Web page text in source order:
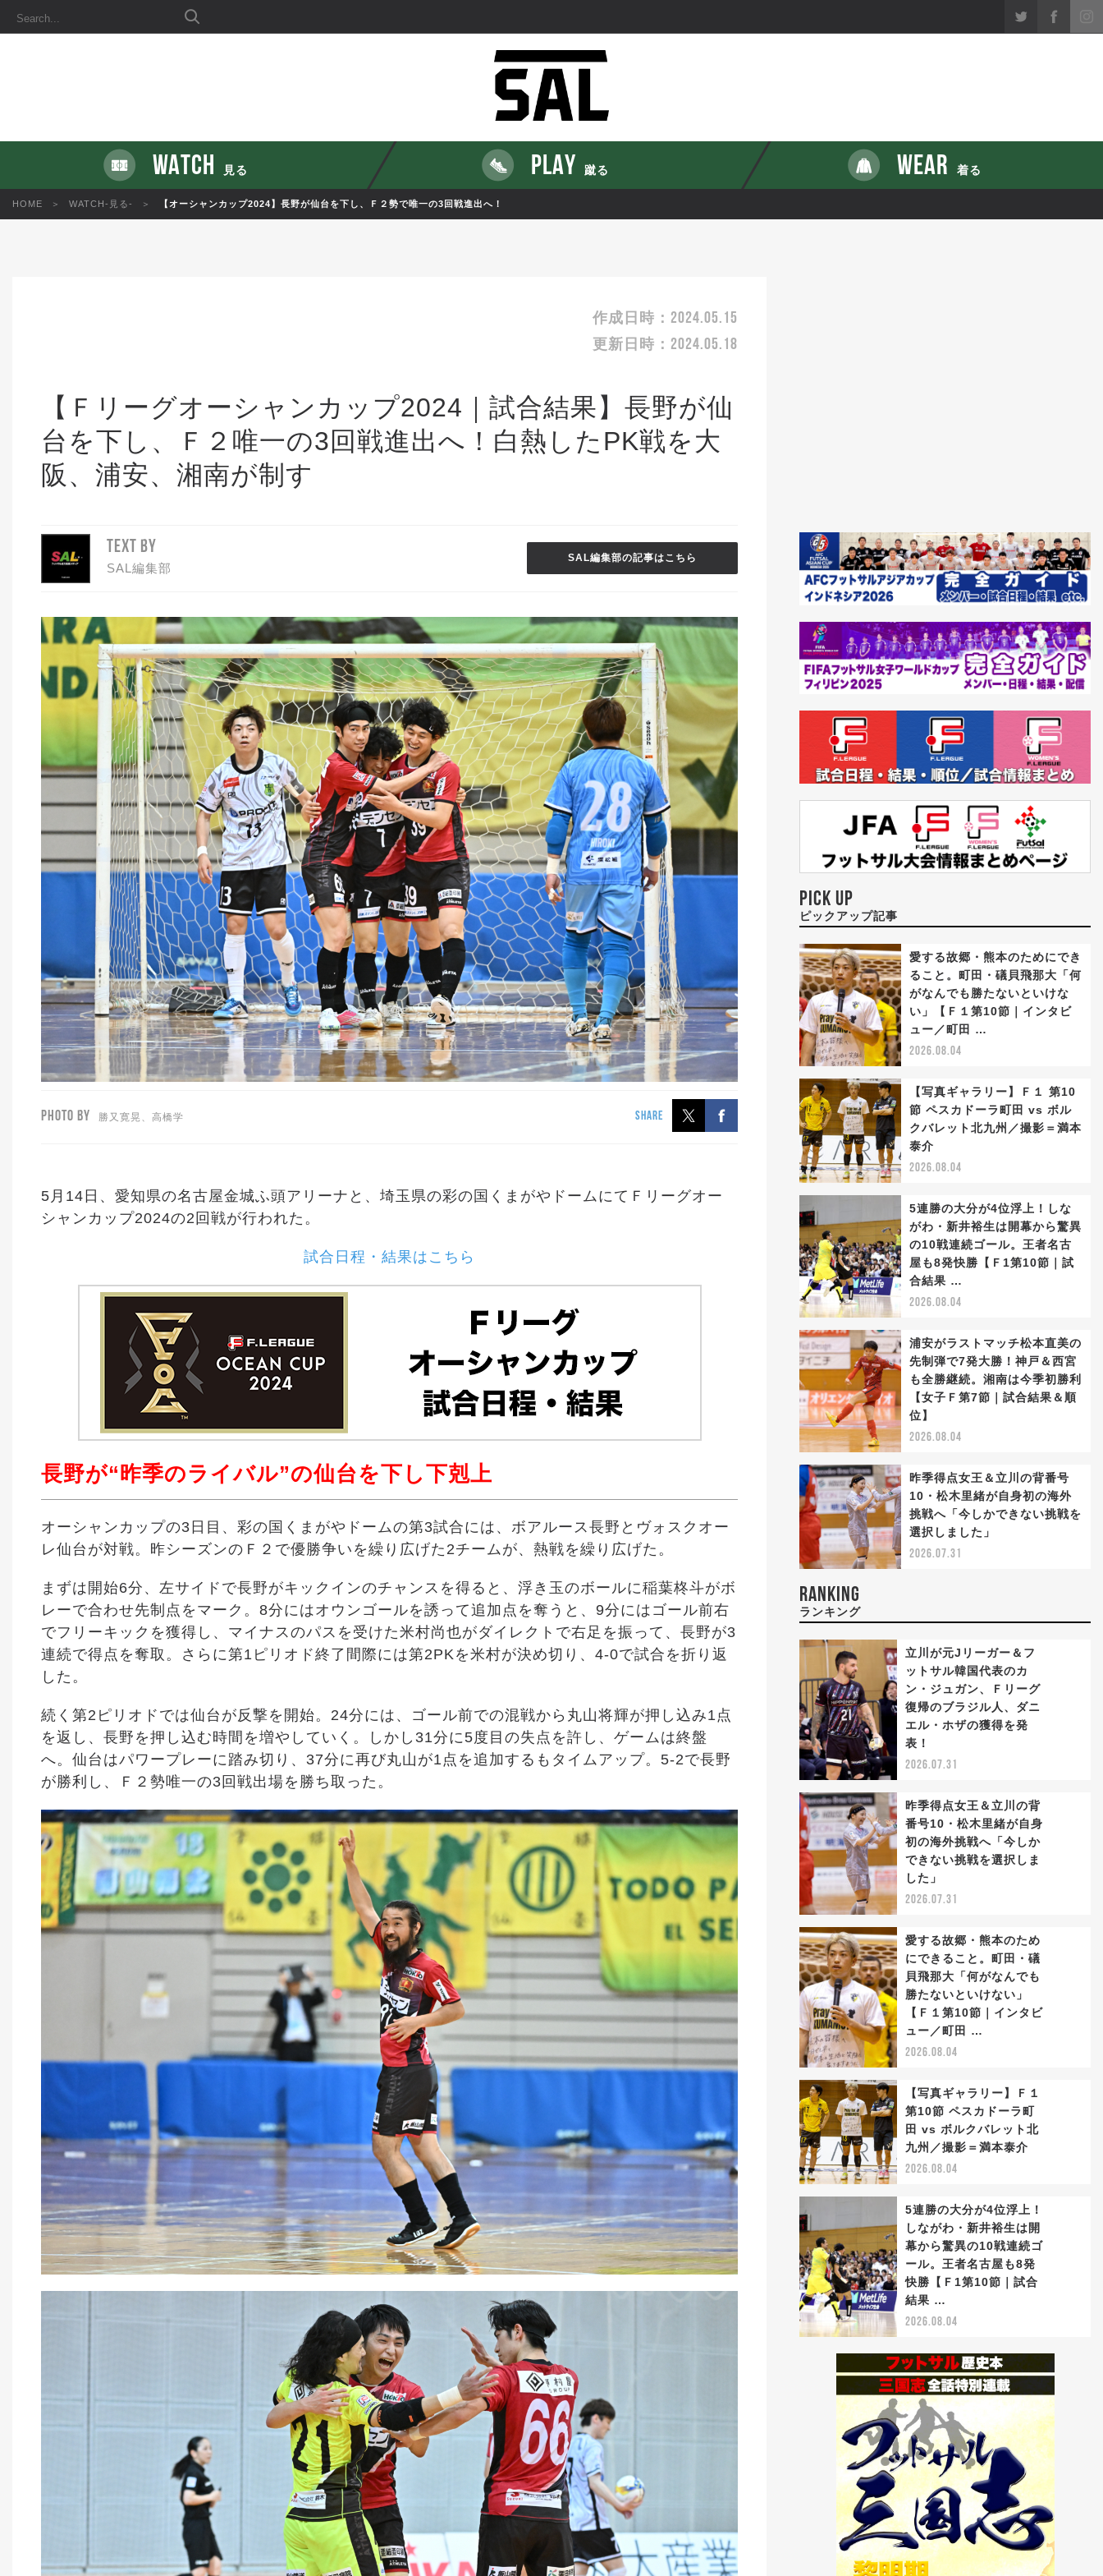
WATCH 見る PLAY 蹴る WEAR 着る
HOME WATCH-見る- 【オーシャンカップ2024】長野が仙台を下し、Ｆ２勢で唯一の3回戦進出へ！
作成日時： 2024.05.15
更新日時： 2024.05.18
【Ｆリーグオーシャンカップ2024｜試合結果】長野が仙
台を下し、Ｆ２唯一の3回戦進出へ！白熱したPK戦を大
阪、浦安、湘南が制す
TEXT BY
SAL編集部
SAL編集部の記事はこちら
PHOTO BY 勝又寛晃、高橋学 SHARE
5月14日、愛知県の名古屋金城ふ頭アリーナと、埼玉県の彩の国くまがやドームにてＦリーグオー
シャンカップ2024の2回戦が行われた。
試合日程・結果はこちら
長野が“昨季のライバル”の仙台を下し下剋上
オーシャンカップの3日目、 彩の国くまがやドームの第3試合には、ボアルース長野とヴォスクオー
レ仙台が対戦。昨シーズンのＦ２で優勝争いを繰り広げた2チームが、熱戦を繰り広げた。
まずは開始6分、左サイドで長野がキックインのチャンスを得ると、浮き玉のボールに稲葉柊斗がボ
レーで合わせ先制点をマーク。8分にはオウンゴールを誘って追加点を奪うと、9分にはゴール前右
でフリーキックを獲得し、マイナスのパスを受けた米村尚也がダイレクトで右足を振って、長野が3
連続で得点を奪取。さらに第1ピリオド終了間際には第2PKを米村が決め切り、4-0で試合を折り返
した。
続く第2ピリオドでは仙台が反撃を開始。24分には、ゴール前での混戦から丸山将輝が押し込み1点
を返し、長野を押し込む時間を増やしていく。しかし31分に5度目の失点を許し、ゲームは終盤
へ。仙台はパワープレーに踏み切り、37分に再び丸山が1点を追加するもタイムアップ。5-2で長野
が勝利し、Ｆ２勢唯一の3回戦出場を勝ち取った。
PICK UP
ピックアップ記事
愛する故郷・熊本のためにでき
ること。町田・礒貝飛那大「何
がなんでも勝たないといけな
い」【Ｆ１第10節｜インタビ
ュー／町田 …
2026.08.04
【写真ギャラリー】Ｆ１ 第10
節 ペスカドーラ町田 vs ボル
クバレット北九州／撮影＝満本
泰介
2026.08.04
5連勝の大分が4位浮上！しな
がわ・新井裕生は開幕から驚異
の10戦連続ゴール。王者名古
屋も8発快勝【Ｆ1第10節｜試
合結果 …
2026.08.04
浦安がラストマッチ松本直美の
先制弾で7発大勝！神戸＆西宮
も全勝継続。湘南は今季初勝利
【女子Ｆ第7節｜試合結果＆順
位】
2026.08.04
昨季得点女王＆立川の背番号
10・松木里緒が自身初の海外
挑戦へ「今しかできない挑戦を
選択しました」
2026.07.31
RANKING
ランキング
立川が元Jリーガー＆フ
ットサル韓国代表のカ
ン・ジュガン、Ｆリーグ
復帰のブラジル人、ダニ
エル・ホザの獲得を発
表！
2026.07.31
昨季得点女王＆立川の背
番号10・松木里緒が自身
初の海外挑戦へ「今しか
できない挑戦を選択しま
した」
2026.07.31
愛する故郷・熊本のため
にできること。町田・礒
貝飛那大「何がなんでも
勝たないといけない」
【Ｆ１第10節｜インタビ
ュー／町田 …
2026.08.04
【写真ギャラリー】Ｆ１
第10節 ペスカドーラ町
田 vs ボルクバレット北
九州／撮影＝満本泰介
2026.08.04
5連勝の大分が4位浮上！
しながわ・新井裕生は開
幕から驚異の10戦連続ゴ
ール。王者名古屋も8発
快勝【Ｆ1第10節｜試合
結果 …
2026.08.04